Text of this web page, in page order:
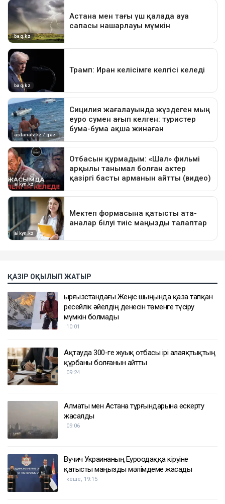
ҚАЗІР ОҚЫЛЫП ЖАТЫР
Қырғызстандағы Жеңіс шыңында қаза тапқан
ресейлік әйелдің денесін төменге түсіру
мүмкін болмады
10:01
Ақтауда 300-ге жуық отбасы ірі алаяқтықтың
құрбаны болғанын айтты
09:24
Алматы мен Астана тұрғындарына ескерту
жасалды
09:06
Вучич Украинаның Еуроодаққа кіруіне
қатысты маңызды мәлімдеме жасады
кеше, 19:15